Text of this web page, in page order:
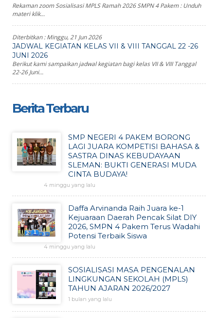
Rekaman zoom Sosialisasi MPLS Ramah 2026 SMPN 4 Pakem : Unduh
materi klik...
Diterbitkan :Minggu, 21 Jun 2026
JADWAL KEGIATAN KELAS VII & VIII TANGGAL 22 -26
JUNI 2026
Berikut kami sampaikan jadwal kegiatan bagi kelas VII & VIII Tanggal
22-26 Juni...
Berita Terbaru
SMP NEGERI 4 PAKEM BORONG
LAGI JUARA KOMPETISI BAHASA &
SASTRA DINAS KEBUDAYAAN
SLEMAN: BUKTI GENERASI MUDA
CINTA BUDAYA!
4 minggu yang lalu
Daffa Arvinanda Raih Juara ke-1
Kejuaraan Daerah Pencak Silat DIY
2026, SMPN 4 Pakem Terus Wadahi
Potensi Terbaik Siswa
4 minggu yang lalu
SOSIALISASI MASA PENGENALAN
LINGKUNGAN SEKOLAH (MPLS)
TAHUN AJARAN 2026/2027
1 bulan yang lalu